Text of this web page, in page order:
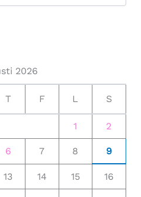
2026
T F L S
1 2
6 7 8 9
13 14 15 16